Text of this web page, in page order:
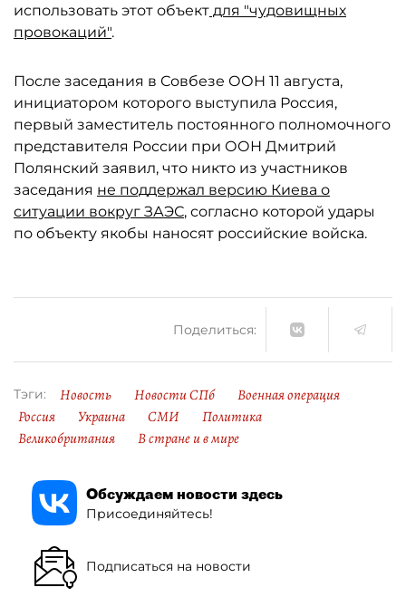
использовать этот объект для "чудовищных
провокаций".
После заседания в Совбезе ООН 11 августа,
инициатором которого выступила Россия,
первый заместитель постоянного полномочного
представителя России при ООН Дмитрий
Полянский заявил, что никто из участников
заседания не поддержал версию Киева о
ситуации вокруг ЗАЭС, согласно которой удары
по объекту якобы наносят российские войска.
Поделиться:
Тэги: Новость Новости СПб
Военная операция
Россия
Украина СМИ
Политика
Великобритания
В стране и в мире
Обсуждаем новости здесь
Присоединяйтесь!
Подписаться на новости